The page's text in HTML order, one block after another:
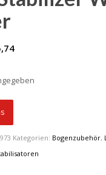
Preisspanne:
bis
Kategorien: Bogenzubehör,